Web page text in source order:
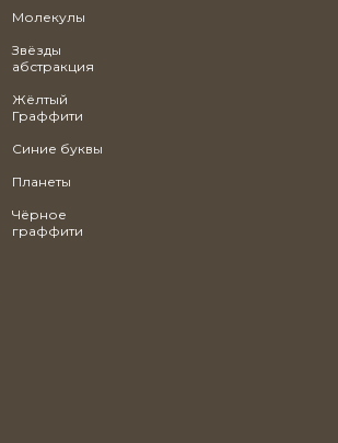
Молекулы
Звёзды
абстракция
Жёлтый
Граффити
Синие буквы
Планеты
Чёрное
граффити